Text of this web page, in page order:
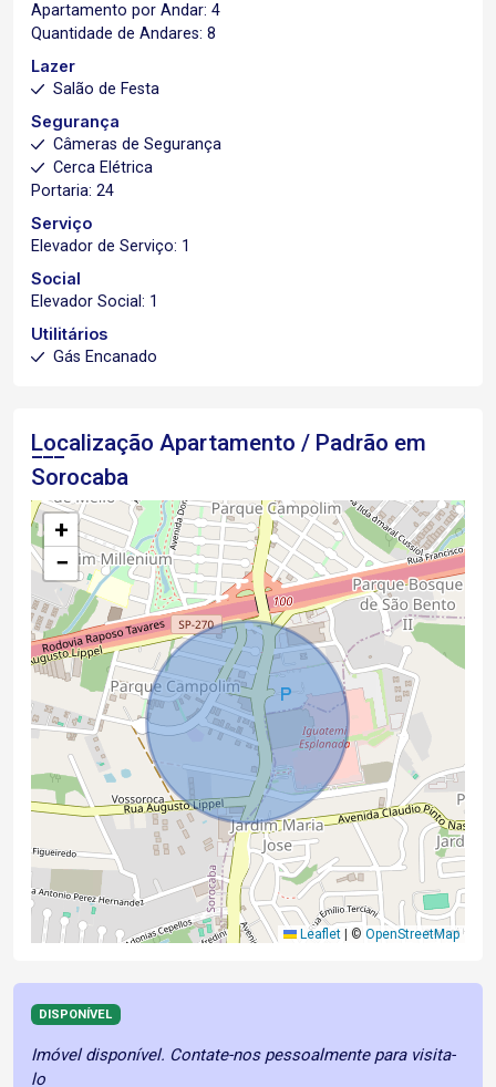
Apartamento por Andar: 4
Quantidade de Andares: 8
Lazer
Salão de Festa
Segurança
Câmeras de Segurança
Cerca Elétrica
Portaria: 24
Serviço
Elevador de Serviço: 1
Social
Elevador Social: 1
Utilitários
Gás Encanado
Localização Apartamento / Padrão em
Sorocaba
+
−
Leaflet © OpenStreetMap
DISPONÍVEL
Imóvel disponível. Contate-nos pessoalmente para visita-
lo